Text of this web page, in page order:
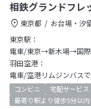
相鉄グランドフレ
東京都 お台場・汐
東京駅：
電車/東京→新木場→国際
羽田空港：
電車/空港リムジンバス
コンビニ 宅配サービス
最寄り駅より徒歩5分以内